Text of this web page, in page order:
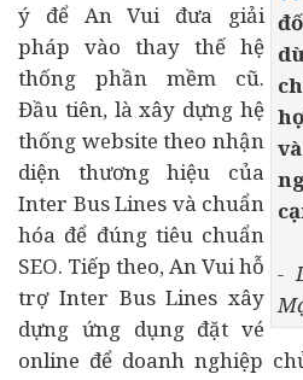
-
ý để An Vui đưa giải
pháp vào thay thế hệ
thống phần mềm cũ.
Đầu tiên, là xây dựng hệ
thống website theo nhận
diện thương hiệu của
Inter Bus Lines và chuẩn
hóa để đúng tiêu chuẩn
SEO. Tiếp theo, An Vui hỗ
trợ Inter Bus Lines xây
dựng ứng dụng đặt vé
online để doanh nghiệp